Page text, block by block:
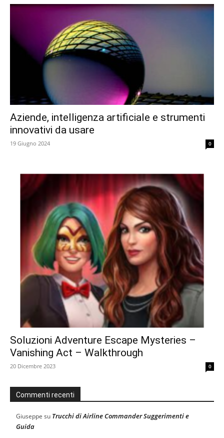
Aziende, intelligenza artificiale e strumenti
innovativi da usare
19 Giugno 2024 0
Soluzioni Adventure Escape Mysteries –
Vanishing Act – Walkthrough
20 Dicembre 2023 0
Commenti recenti
Giuseppe su Trucchi di Airline Commander Suggerimenti e
Guida